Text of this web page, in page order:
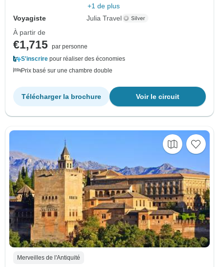
+1 de plus
Voyagiste
Julia Travel
À partir de
€1,715 par personne
S'inscrire pour réaliser des économies
Prix basé sur une chambre double
Voir le circuit
Télécharger la brochure
Merveilles de l'Antiquité